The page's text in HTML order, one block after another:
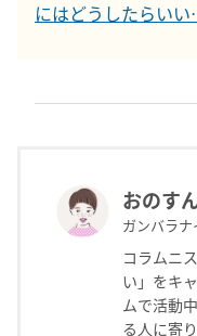
にはどうしたらい
おのす
ガンバラ
コラムニ
い」をキ
ムで活動
る人に寄